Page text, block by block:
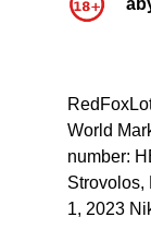
World
number:
Strovolos,
1, 2023